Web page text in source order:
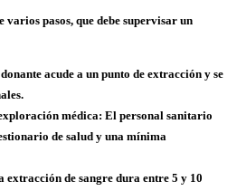
varios pasos, que debe supervisar un
acude a un punto de extracción y se
médica: El personal sanitario
de salud y una mínima
extracción de sangre dura entre 5 y 10